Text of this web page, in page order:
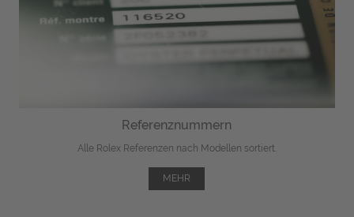
Referenznummern
Alle Rolex Referenzen nach Modellen sortiert.
MEHR